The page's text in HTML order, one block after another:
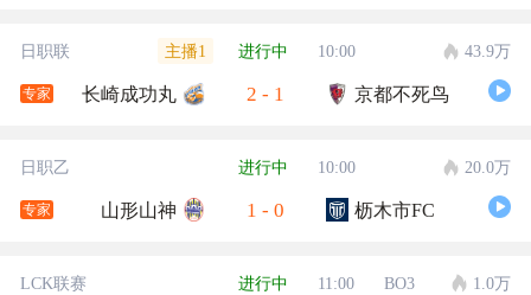
日职联 主播1 进行中 10:00 43.9万
专家 长崎成功丸 2 - 1 京都不死鸟
日职乙 进行中 10:00 20.0万
专家 山形山神 1 - 0 枥木市FC
LCK联赛 进行中 11:00 BO3 1.0万